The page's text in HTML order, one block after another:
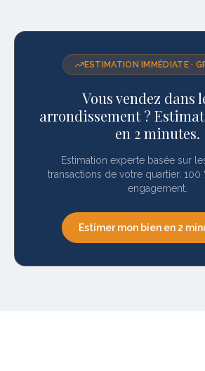
ESTIMATION IMMÉDIATE ·
Vous vendez dans
arrondissement ?
en 2 minutes.
Estimation experte basée sur
transactions de votre quartier. 100
engagement.
Estimer mon bien en 2